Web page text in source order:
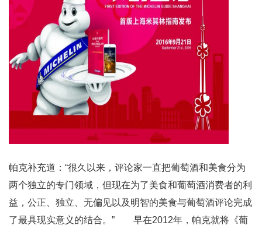
帕克补充道：“很久以来，评论家一直把葡萄酒和美食分为
两个独立的专门领域，但现在为了美食和葡萄酒消费者的利
益，公正、独立、无偏见以及明智的美食与葡萄酒评论完成
了最具现实意义的结合。” 早在2012年，帕克就将《葡